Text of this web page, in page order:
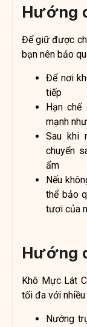
Hướng
Để giữ được
bạn nên bảo
Để nơi
tiếp
Hạn
mạnh
Sau khi
chuyển
ẩm
Nếu
thể bảo
tươi của
Hướng
Khô Mực Lát
tối đa với
Nướng